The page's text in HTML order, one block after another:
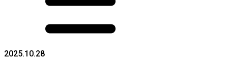
2025.10.28